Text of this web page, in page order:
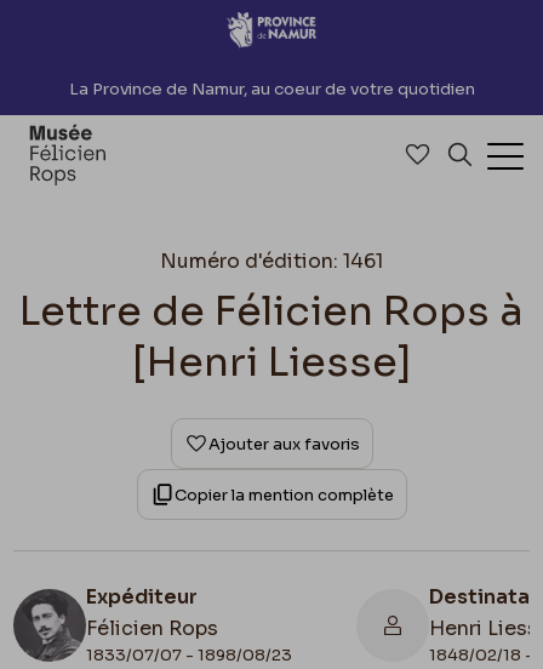
Accèder directement au contenu
La Province de Namur, au coeur de votre quotidien
Accéder à
Numéro d'édition: 1461
Lettre de Félicien Rops à
[Henri Liesse]
Ajouter aux favoris
Copier la mention complète
Expéditeur
Félicien Rops
1833/07/07 - 1898/08/23
Henri
1848/02/18 -